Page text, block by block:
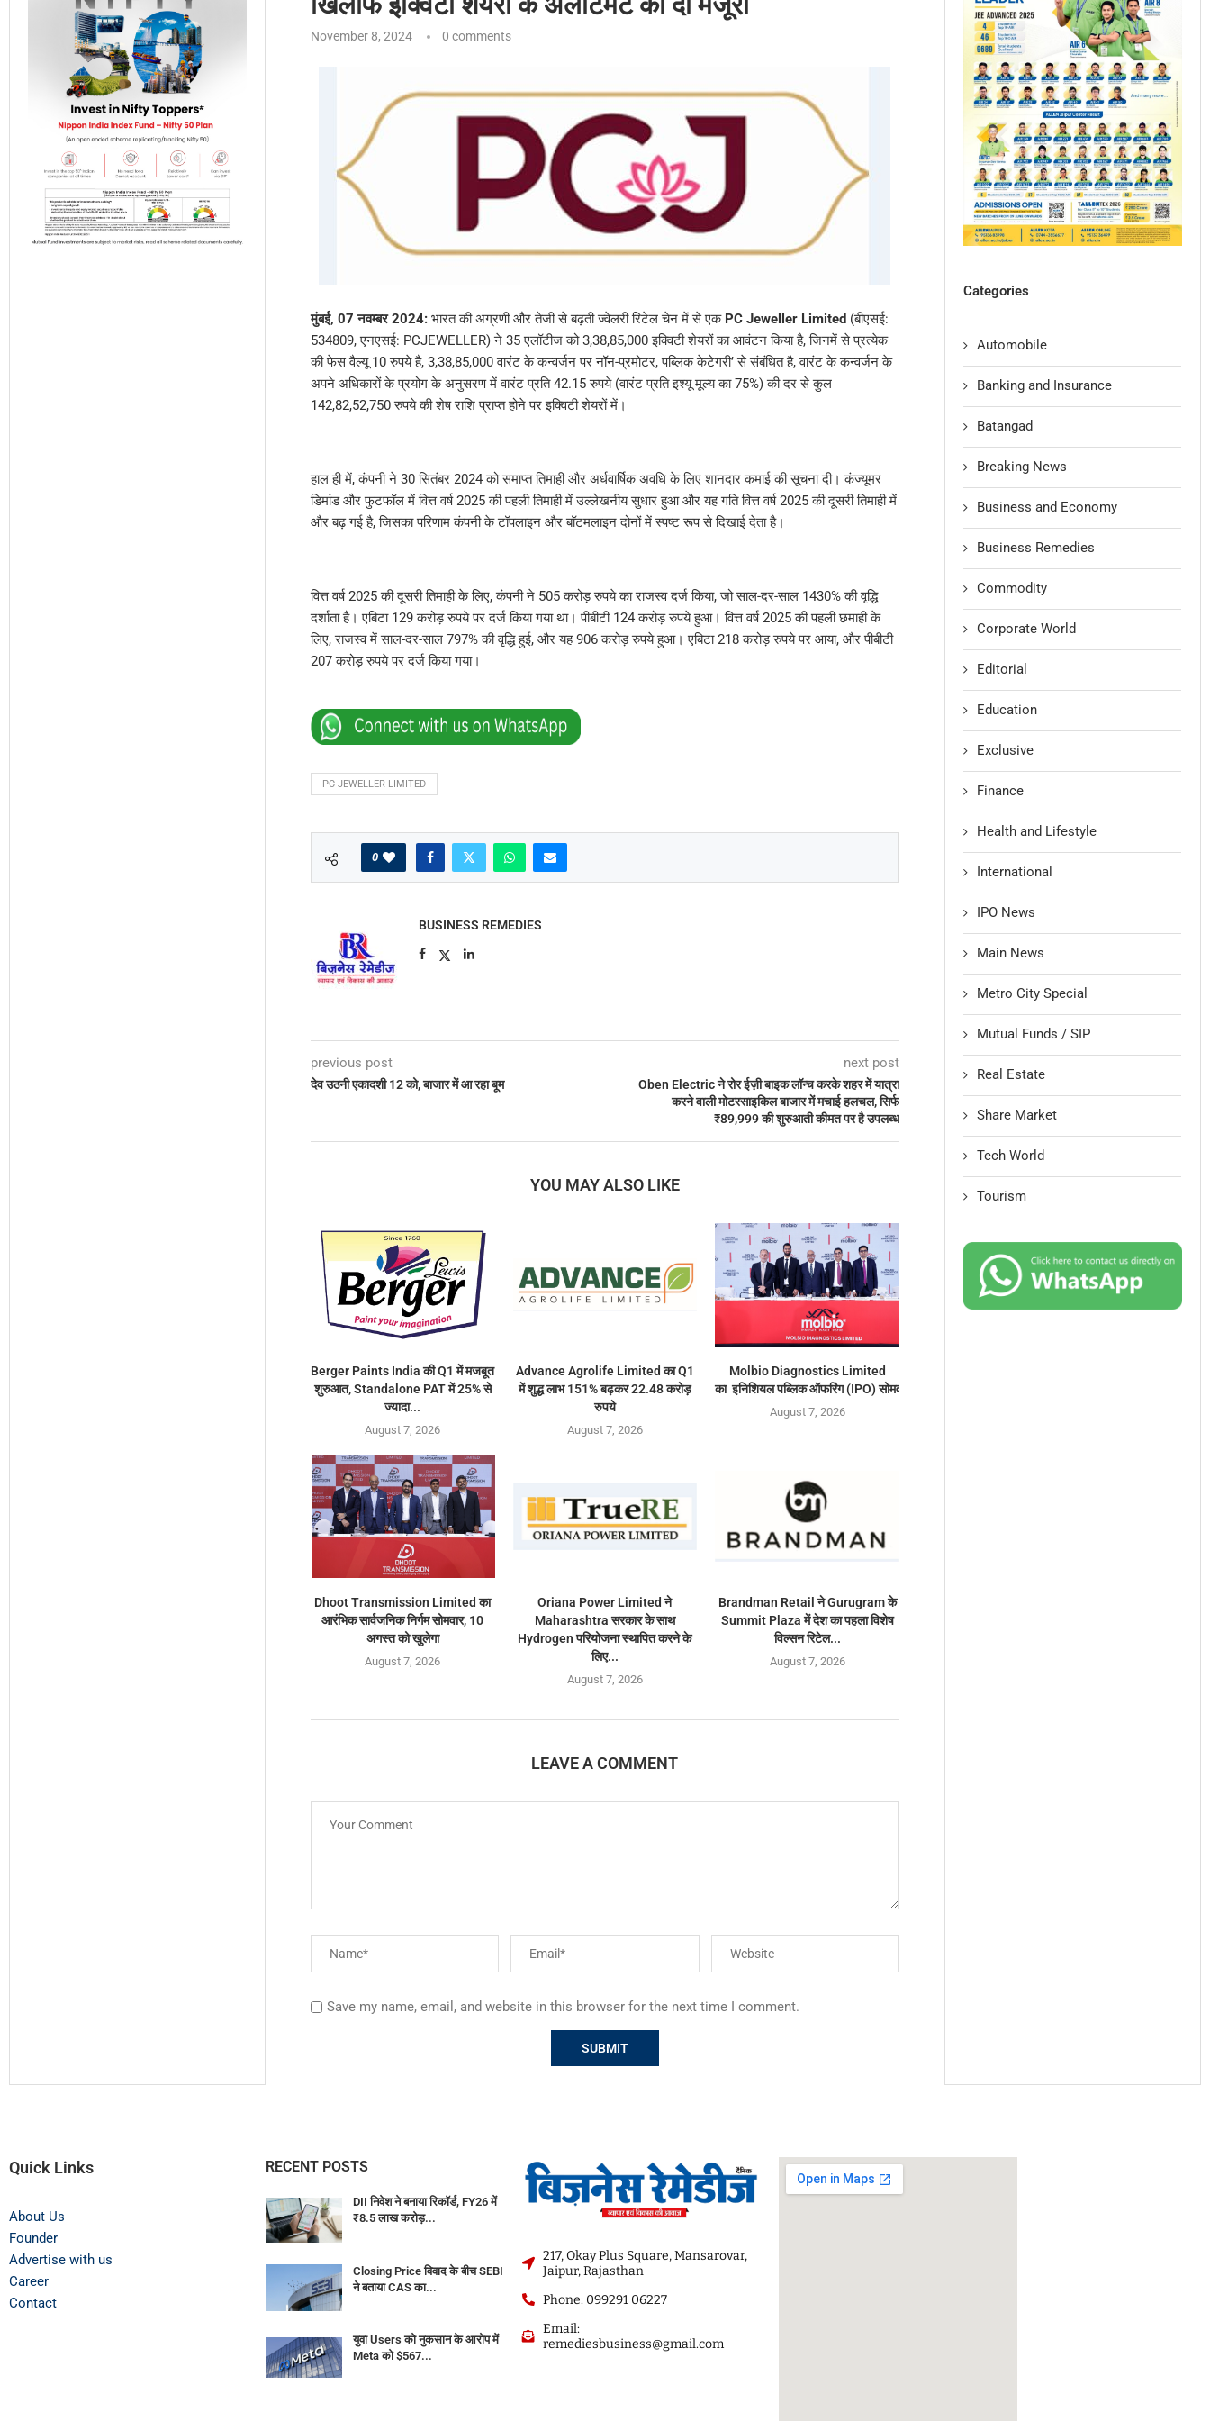
November 8, 2024 0 comments
मुंबई, 07 नवम्बर 2024:भारत की अग्रणी और तेजी से बढ़ती ज्वेलरी रिटेल चेन में से एक PC Jeweller Limited (बीएसई:
534809, एनएसई: PCJEWELLER) ने 35 एलॉटीज को 3,38,85,000 इक्विटी शेयरों का आवंटन किया है, जिनमें से प्रत्येक
की फेस वैल्यू 10 रुपये है, 3,38,85,000 वारंट के कन्वर्जन पर नॉन-प्रमोटर, पब्लिक केटेगरी’ से संबंधित है, वारंट के कन्वर्जन के
अपने अधिकारों के प्रयोग के अनुसरण में वारंट प्रति 42.15 रुपये (वारंट प्रति इश्यू मूल्य का 75%) की दर से कुल
142,82,52,750 रुपये की शेष राशि प्राप्त होने पर इक्विटी शेयरों में।
हाल ही में, कंपनी ने 30 सितंबर 2024 को समाप्त तिमाही और अर्धवार्षिक अवधि के लिए शानदार कमाई की सूचना दी। कंज्यूमर
डिमांड और फुटफॉल में वित्त वर्ष 2025 की पहली तिमाही में उल्लेखनीय सुधार हुआ और यह गति वित्त वर्ष 2025 की दूसरी तिमाही में
और बढ़ गई है, जिसका परिणाम कंपनी के टॉपलाइन और बॉटमलाइन दोनों में स्पष्ट रूप से दिखाई देता है।
वित्त वर्ष 2025 की दूसरी तिमाही के लिए, कंपनी ने 505 करोड़ रुपये का राजस्व दर्ज किया, जो साल-दर-साल 1430% की वृद्धि
दर्शाता है। एबिटा 129 करोड़ रुपये पर दर्ज किया गया था। पीबीटी 124 करोड़ रुपये हुआ। वित्त वर्ष 2025 की पहली छमाही के
लिए, राजस्व में साल-दर-साल 797% की वृद्धि हुई, और यह 906 करोड़ रुपये हुआ। एबिटा 218 करोड़ रुपये पर आया, और पीबीटी
207 करोड़ रुपये पर दर्ज किया गया।
PC JEWELLER LIMITED
0
BUSINESS REMEDIES
previous post
देव उठनी एकादशी 12 को, बाजार में आ रहा बूम
next post
Oben Electric ने रोर ईज़ी बाइक लॉन्च करके शहर में यात्रा
करने वाली मोटरसाइकिल बाजार में मचाई हलचल, सिर्फ
₹89,999 की शुरुआती कीमत पर है उपलब्ध
YOU MAY ALSO LIKE
Berger Paints India की Q1 में मजबूत
शुरुआत, Standalone PAT में 25% से
ज्यादा...
August 7, 2026
Advance Agrolife Limited का Q1
में शुद्ध लाभ 151% बढ़कर 22.48 करोड़
रुपये
August 7, 2026
Molbio Diagnostics Limited
का इनिशियल पब्लिक ऑफरिंग (IPO) सोमवार, 10 अगस्त, 2026 को खुलेगा
August 7, 2026
Dhoot Transmission Limited का
आरंभिक सार्वजनिक निर्गम सोमवार, 10
अगस्त को खुलेगा
August 7, 2026
Oriana Power Limited ने
Maharashtra सरकार के साथ
Hydrogen परियोजना स्थापित करने के
लिए...
August 7, 2026
Brandman Retail ने Gurugram के
Summit Plaza में देश का पहला विशेष
विल्सन रिटेल...
August 7, 2026
LEAVE A COMMENT
Save my name, email, and website in this browser for the next time I comment.
Categories
Automobile
Banking and Insurance
Batangad
Breaking News
Business and Economy
Business Remedies
Commodity
Corporate World
Editorial
Education
Exclusive
Finance
Health and Lifestyle
International
IPO News
Main News
Metro City Special
Mutual Funds / SIP
Real Estate
Share Market
Tech World
Tourism
Quick Links
About Us
Founder
Advertise with us
Career
Contact
RECENT POSTS
DII निवेश ने बनाया रिकॉर्ड, FY26 में
₹8.5 लाख करोड़...
Closing Price विवाद के बीच SEBI
ने बताया CAS का...
युवा Users को नुकसान के आरोप में
Meta को $567...
217, Okay Plus Square, Mansarovar,
Jaipur, Rajasthan
Phone: 099291 06227
Email:
remediesbusiness@gmail.com